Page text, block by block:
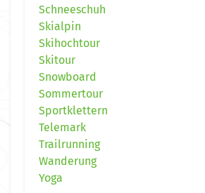
Schneeschuh
Skialpin
Skihochtour
Skitour
Snowboard
Sommertour
Sportklettern
Telemark
Trailrunning
Wanderung
Yoga